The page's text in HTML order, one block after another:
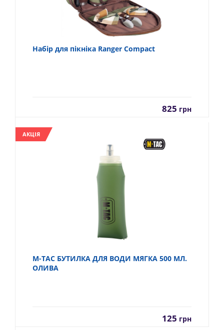
Набір для пікніка Ranger Compact
825 грн
АКЦІЯ
M-TAC БУТИЛКА ДЛЯ ВОДИ МЯГКА 500 МЛ.
ОЛИВА
125 грн